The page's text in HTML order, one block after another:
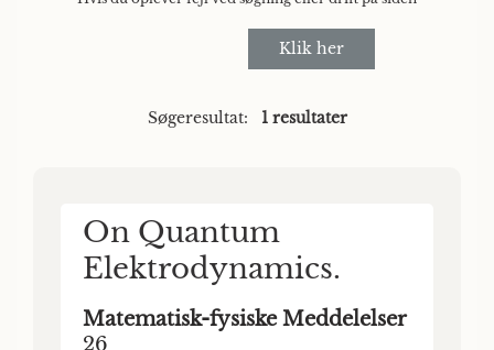
Klik her
Søgeresultat: 1 resultater
On Quantum
Elektrodynamics.
Matematisk-fysiske Meddelelser
26